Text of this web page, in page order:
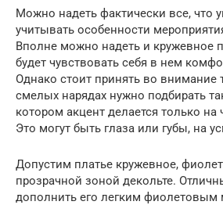
Можно надеть фактически все, что
учитывать особенности
Вполне можно надеть и кружевное
будет чувствовать себя в нем
Однако стоит принять во внимание
смелых нарядах нужно подбирать
котором акцент делается только
Это могут быть глаза или губы, на
Допустим платье кружевное,
прозрачной зоной декольте.
дополнить его легким фиолетовым